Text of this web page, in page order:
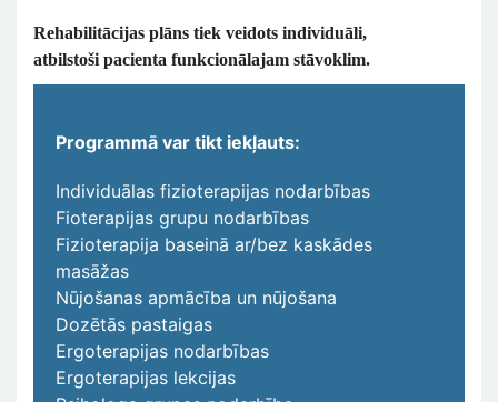
Rehabilitācijas plāns tiek veidots individuāli,
atbilstoši pacienta funkcionālajam stāvoklim.
Programmā var tikt iekļauts:
Individuālas fizioterapijas nodarbības
Fioterapijas grupu nodarbības
Fizioterapija baseinā ar/bez kaskādes
masāžas
Nūjošanas apmācība un nūjošana
Dozētās pastaigas
Ergoterapijas nodarbības
Ergoterapijas lekcijas